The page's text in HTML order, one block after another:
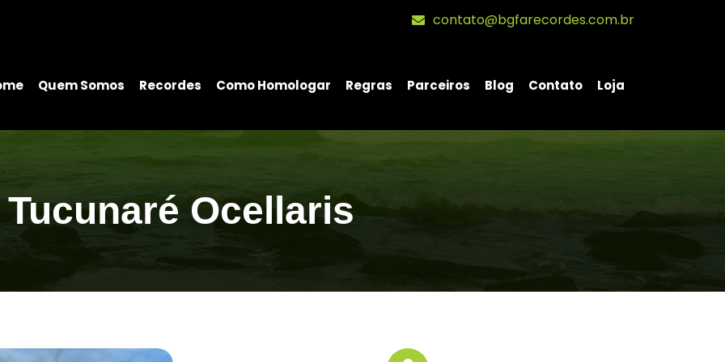
contato@bgfarecordes.com.br
Quem Somos Recordes Como Homologar Regras Parceiros Blog Contato Loja
Tucunaré Ocellaris